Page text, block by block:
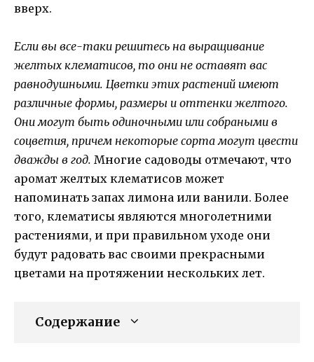
вверх.
Если вы все-таки решитесь на выращивание
желтых клематисов, то они не оставят вас
равнодушными. Цветки этих растений имеют
различные формы, размеры и оттенки желтого.
Они могут быть одиночными или собраными в
соцветия, причем некоторые сорта могут цвести
дважды в год. Многие садоводы отмечают, что
аромат желтых клематисов может
напоминать запах лимона или ванили. Более
того, клематисы являются многолетними
растениями, и при правильном уходе они
будут радовать вас своими прекрасными
цветами на протяжении нескольких лет.
Содержание